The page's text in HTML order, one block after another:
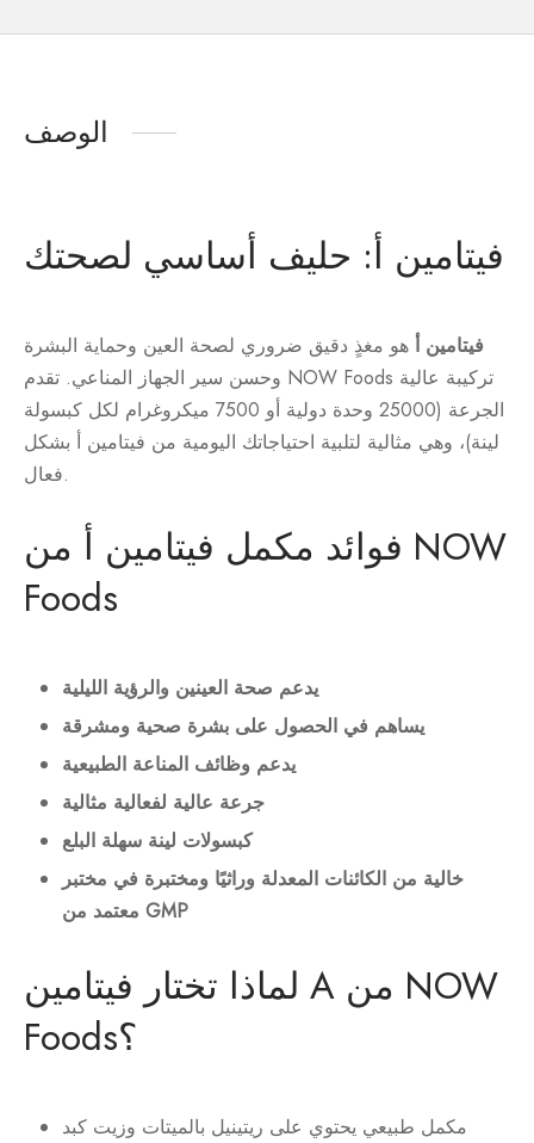
الوصف
فيتامين أ: حليف أساسي لصحتك
فيتامين أ هو مغذٍ دقيق ضروري لصحة العين وحماية البشرة
وحسن سير الجهاز المناعي. تقدم NOW Foods تركيبة عالية
الجرعة (25000 وحدة دولية أو 7500 ميكروغرام لكل كبسولة
لينة)، وهي مثالية لتلبية احتياجاتك اليومية من فيتامين أ بشكل
فعال.
فوائد مكمل فيتامين أ من NOW
Foods
يدعم صحة العينين والرؤية الليلية
يساهم في الحصول على بشرة صحية ومشرقة
يدعم وظائف المناعة الطبيعية
جرعة عالية لفعالية مثالية
كبسولات لينة سهلة البلع
خالية من الكائنات المعدلة وراثيًا ومختبرة في مختبر
معتمد من GMP
لماذا تختار فيتامين A من NOW
Foods؟
مكمل طبيعي يحتوي على ريتينيل بالميتات وزيت كبد